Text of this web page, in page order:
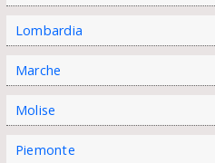
Lombardia
Marche
Molise
Piemonte